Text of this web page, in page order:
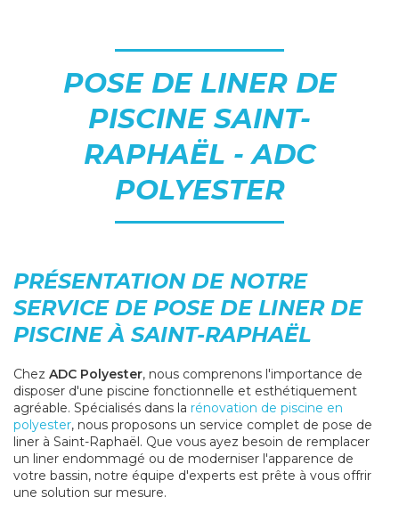
POSE DE LINER DE
PISCINE SAINT-
RAPHAËL - ADC
POLYESTER
PRÉSENTATION DE NOTRE
SERVICE DE POSE DE LINER DE
PISCINE À SAINT-RAPHAËL
Chez ADC Polyester, nous comprenons l'importance de
disposer d'une piscine fonctionnelle et esthétiquement
agréable. Spécialisés dans la rénovation de piscine en
polyester, nous proposons un service complet de pose de
liner à Saint-Raphaël. Que vous ayez besoin de remplacer
un liner endommagé ou de moderniser l'apparence de
votre bassin, notre équipe d'experts est prête à vous offrir
une solution sur mesure.